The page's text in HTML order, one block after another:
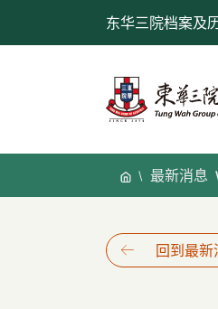
东华三院档案及
最新消息
回到最新